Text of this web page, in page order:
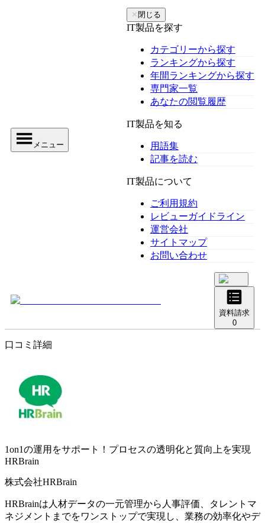
メニュー
✕ 閉じる
IT製品を探す
カテゴリーから探す
ランキングから探す
年間ランキングから探す
専門家一覧
あなたの閲覧履歴
IT製品を知る
用語集
記事を読む
IT製品について
ご利用規約
レビューガイドライン
運営会社
サイトマップ
お問い合わせ
資料請求
0
口コミ詳細
1on1の運用をサポート！プロセスの透明化と質向上を実現
HRBrain
株式会社HRBrain
HRBrainは人材データの一元管理から人事評価、タレントマ
ネジメントまでをワンストップで実現し、業務の効率化やデ